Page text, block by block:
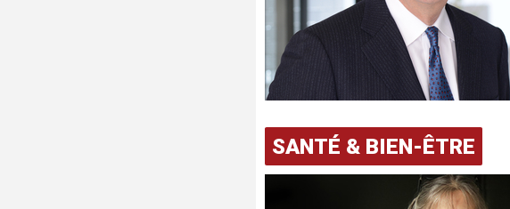
SANTÉ & BIEN-ÊTRE